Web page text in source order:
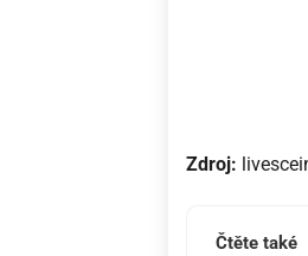
Zdroj:
Čtěte také